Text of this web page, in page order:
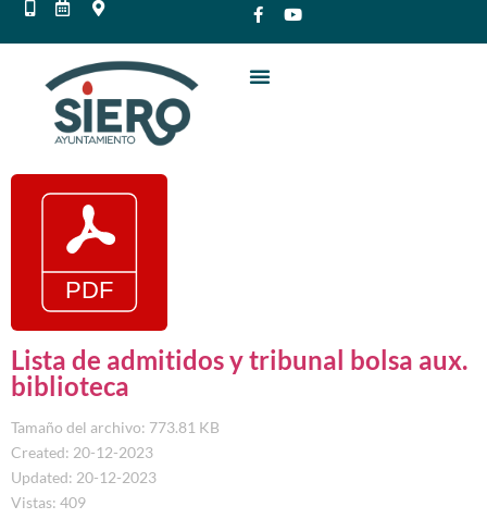
Lista de admitidos y tribunal bolsa aux.
biblioteca
Tamaño del archivo: 773.81 KB
Created: 20-12-2023
Updated: 20-12-2023
Vistas: 409